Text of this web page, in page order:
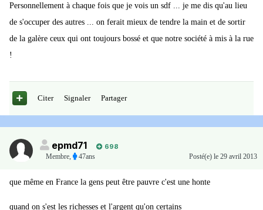
Personnellement à chaque fois que je vois un sdf ... je me dis qu'au lieu
de s'occuper des autres ... on ferait mieux de tendre la main et de sortir
de la galère ceux qui ont toujours bossé et que notre société à mis à la rue
!
Citer Signaler Partager
epmd71
698
Membre, 47ans Posté(e) le 29 avril 2013
que même en France la gens peut être pauvre c'est une honte
quand on s'est les richesses et l'argent qu'on certains